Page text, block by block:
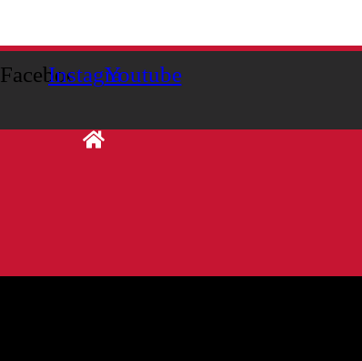
FacebookInstagramYoutube